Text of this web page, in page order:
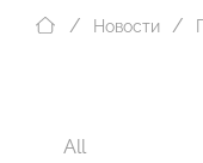
Новости
All